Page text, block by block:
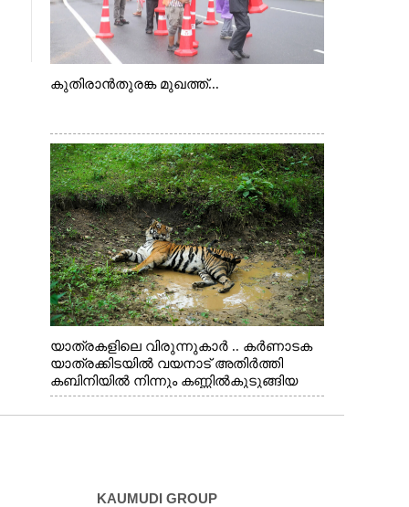
കുതിരാൻതുരങ്ക മുഖത്ത്...
യാത്രകളിലെ വിരുന്നുകാർ .. കർണാടക
യാത്രക്കിടയിൽ വയനാട് അതിർത്തി
കബിനിയിൽ നിന്നും കണ്ണിൽകുടുങ്ങിയ
കടുവ.
KAUMUDI GROUP